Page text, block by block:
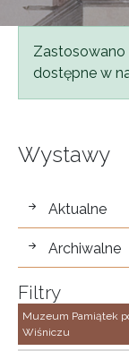
Komunikat
Zastosowano
dostępne w
Wystawy
wystawy
Aktualne
Archiwalne
Filtry
Muzeum Pamiątek
Wiśniczu